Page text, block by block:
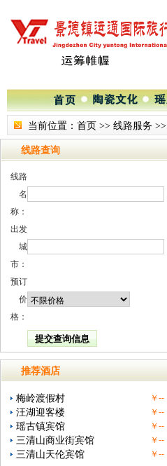
当前位置： 首页 >> 线路服务 >>
线路查询
线路
名
称：
出发
城
市：
预订
价
格：
推荐酒店
梅岭渡假村 ￥--
汪湖迎客楼 ￥--
瑶古镇宾馆 ￥--
三清山商业街宾馆 ￥--
三清山天伦宾馆 ￥--